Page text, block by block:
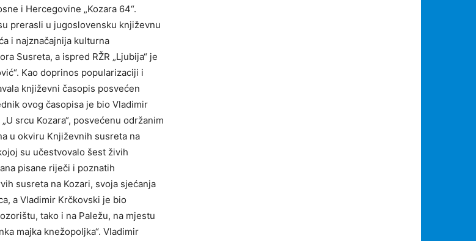
i Hercegovine „Kozara 64“.
prerasli u jugoslovensku književnu
i najznačajnija kulturna
Susreta, a ispred RŽR „Ljubija“ je
Kao doprinos popularizaciji i
književni časopis posvećen
ovog časopisa je bio Vladimir
srcu Kozara“, posvećenu održanim
u okviru Književnih susreta na
su učestvovalo šest živih
pisane riječi i poznatih
susreta na Kozari, svoja sjećanja
a Vladimir Krčkovski je bio
tako i na Paležu, na mjestu
majka knežopoljka“. Vladimir